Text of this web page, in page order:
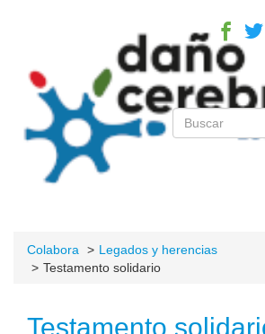
Colabora
Legados y herencias
Testamento solidario
Testamento